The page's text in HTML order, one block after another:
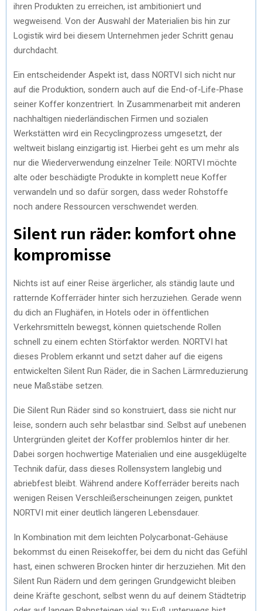
ihren Produkten zu erreichen, ist ambitioniert und
wegweisend. Von der Auswahl der Materialien bis hin zur
Logistik wird bei diesem Unternehmen jeder Schritt genau
durchdacht.
Ein entscheidender Aspekt ist, dass NORTVI sich nicht nur
auf die Produktion, sondern auch auf die End-of-Life-Phase
seiner Koffer konzentriert. In Zusammenarbeit mit anderen
nachhaltigen niederländischen Firmen und sozialen
Werkstätten wird ein Recyclingprozess umgesetzt, der
weltweit bislang einzigartig ist. Hierbei geht es um mehr als
nur die Wiederverwendung einzelner Teile: NORTVI möchte
alte oder beschädigte Produkte in komplett neue Koffer
verwandeln und so dafür sorgen, dass weder Rohstoffe
noch andere Ressourcen verschwendet werden.
Silent run räder: komfort ohne
kompromisse
Nichts ist auf einer Reise ärgerlicher, als ständig laute und
ratternde Kofferräder hinter sich herzuziehen. Gerade wenn
du dich an Flughäfen, in Hotels oder in öffentlichen
Verkehrsmitteln bewegst, können quietschende Rollen
schnell zu einem echten Störfaktor werden. NORTVI hat
dieses Problem erkannt und setzt daher auf die eigens
entwickelten Silent Run Räder, die in Sachen Lärmreduzierung
neue Maßstäbe setzen.
Die Silent Run Räder sind so konstruiert, dass sie nicht nur
leise, sondern auch sehr belastbar sind. Selbst auf unebenen
Untergründen gleitet der Koffer problemlos hinter dir her.
Dabei sorgen hochwertige Materialien und eine ausgeklügelte
Technik dafür, dass dieses Rollensystem langlebig und
abriebfest bleibt. Während andere Kofferräder bereits nach
wenigen Reisen Verschleißerscheinungen zeigen, punktet
NORTVI mit einer deutlich längeren Lebensdauer.
In Kombination mit dem leichten Polycarbonat-Gehäuse
bekommst du einen Reisekoffer, bei dem du nicht das Gefühl
hast, einen schweren Brocken hinter dir herzuziehen. Mit den
Silent Run Rädern und dem geringen Grundgewicht bleiben
deine Kräfte geschont, selbst wenn du auf deinem Städtetrip